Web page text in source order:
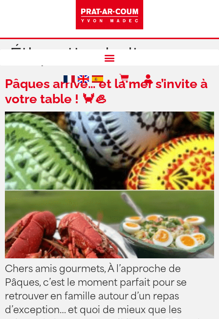
Étiquette :huitres
Pâques arrive… et la mer s’invite à
votre table ! 🦀🦪
Chers amis gourmets, À l’approche de
Pâques, c’est le moment parfait pour se
retrouver en famille autour d’un repas
d’exception… et quoi de mieux que les